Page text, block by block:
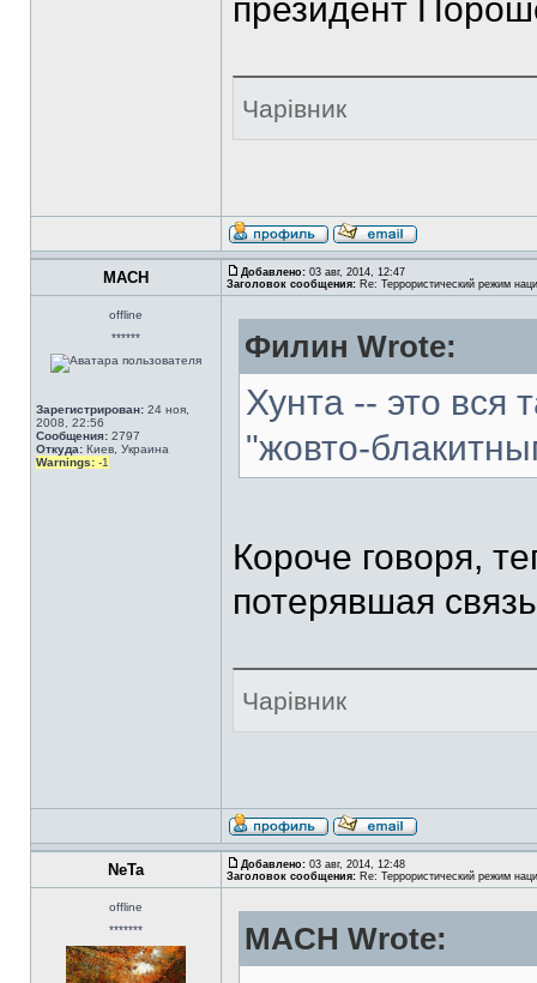
президент
Чарівник
MACH Добавлено: 03 авг, 2014, 12:47
Заголовок сообщения: Re: Террористический режим
offline
******
Зарегистрирован: 24 ноя,
2008, 22:56
Сообщения: 2797
Откуда: Киев, Украина
Warnings: -1
Филин Wrote:
Хунта -- это вся
"жовто-
Короче говоря,
потерявшая
Чарівник
NeTa Добавлено: 03 авг, 2014, 12:48
Заголовок сообщения: Re: Террористический режим
offline
*******
MACH Wrote: